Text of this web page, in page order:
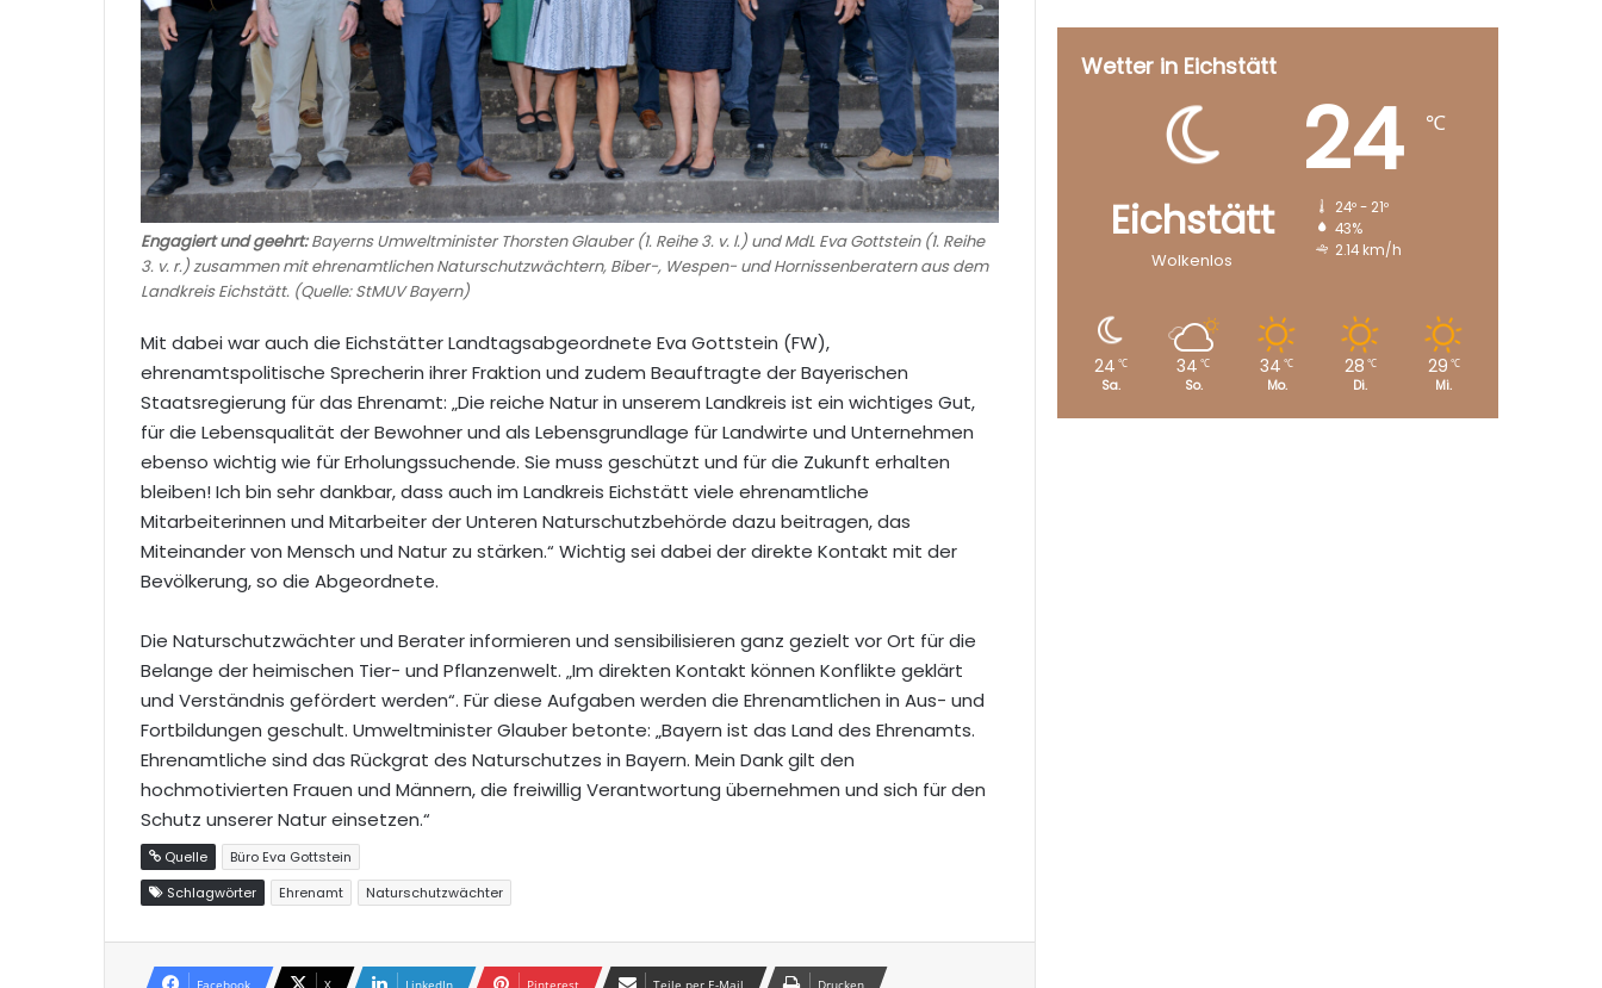
Engagiert und geehrt:Bayerns Umweltminister Thorsten Glauber (1. Reihe 3. v. l.) und MdL Eva Gottstein (1. Reihe
3. v. r.) zusammen mit ehrenamtlichen Naturschutzwächtern, Biber-, Wespen- und Hornissenberatern aus dem
Landkreis Eichstätt. (Quelle: StMUV Bayern)
Mit dabei war auch die Eichstätter Landtagsabgeordnete Eva Gottstein (FW),
ehrenamtspolitische Sprecherin ihrer Fraktion und zudem Beauftragte der Bayerischen
Staatsregierung für das Ehrenamt: „Die reiche Natur in unserem Landkreis ist ein wichtiges Gut,
für die Lebensqualität der Bewohner und als Lebensgrundlage für Landwirte und Unternehmen
ebenso wichtig wie für Erholungssuchende. Sie muss geschützt und für die Zukunft erhalten
bleiben! Ich bin sehr dankbar, dass auch im Landkreis Eichstätt viele ehrenamtliche
Mitarbeiterinnen und Mitarbeiter der Unteren Naturschutzbehörde dazu beitragen, das
Miteinander von Mensch und Natur zu stärken.“ Wichtig sei dabei der direkte Kontakt mit der
Bevölkerung, so die Abgeordnete.
Die Naturschutzwächter und Berater informieren und sensibilisieren ganz gezielt vor Ort für die
Belange der heimischen Tier- und Pflanzenwelt. „Im direkten Kontakt können Konflikte geklärt
und Verständnis gefördert werden“. Für diese Aufgaben werden die Ehrenamtlichen in Aus- und
Fortbildungen geschult. Umweltminister Glauber betonte: „Bayern ist das Land des Ehrenamts.
Ehrenamtliche sind das Rückgrat des Naturschutzes in Bayern. Mein Dank gilt den
hochmotivierten Frauen und Männern, die freiwillig Verantwortung übernehmen und sich für den
Schutz unserer Natur einsetzen.“
Quelle
Büro Eva Gottstein
Schlagwörter
Ehrenamt Naturschutzwächter
Wetter in Eichstätt
Eichstätt
Wolkenlos
24 ℃
24º - 21º
43%
2.14 km/h
24 ℃
Sa.
34 ℃
So.
34 ℃
Mo.
28 ℃
Di.
29 ℃
Mi.